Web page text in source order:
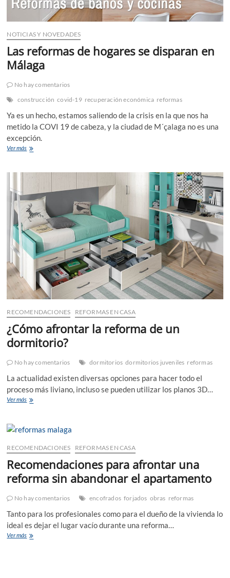
NOTICIAS Y NOVEDADES
Las reformas de hogares se disparan en
Málaga
No hay comentarios
construcción covid-19 recuperación económica reformas
Ya es un hecho, estamos saliendo de la crisis en la que nos ha
metido la COVI 19 de cabeza, y la ciudad de M´çalaga no es una
excepción.
Ver másLas
disparan
en
Málaga
RECOMENDACIONES REFORMAS EN CASA
¿Cómo afrontar la reforma de un
dormitorio?
No hay comentarios dormitorios dormitorios juveniles reformas
La actualidad existen diversas opciones para hacer todo el
proceso más liviano, incluso se pueden utilizar los planos 3D…
Ver más¿Cómo
un
dormitorio?
RECOMENDACIONES REFORMAS EN CASA
Recomendaciones para afrontar una
reforma sin abandonar el apartamento
No hay comentarios encofrados forjados obras reformas
Tanto para los profesionales como para el dueño de la vivienda lo
ideal es dejar el lugar vacío durante una reforma…
Ver másRecomendaciones